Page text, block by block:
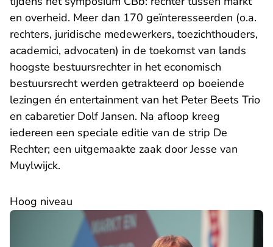
en overheid. Meer dan 170 geïnteresseerden (o.a.
rechters, juridische medewerkers, toezichthouders,
academici, advocaten) in de toekomst van lands
hoogste bestuursrechter in het economisch
bestuursrecht werden getrakteerd op boeiende
lezingen én entertainment van het Peter Beets Trio
en cabaretier Dolf Jansen. Na afloop kreeg
iedereen een speciale editie van de strip De
Rechter; een uitgemaakte zaak door Jesse van
Muylwijck.
Hoog niveau